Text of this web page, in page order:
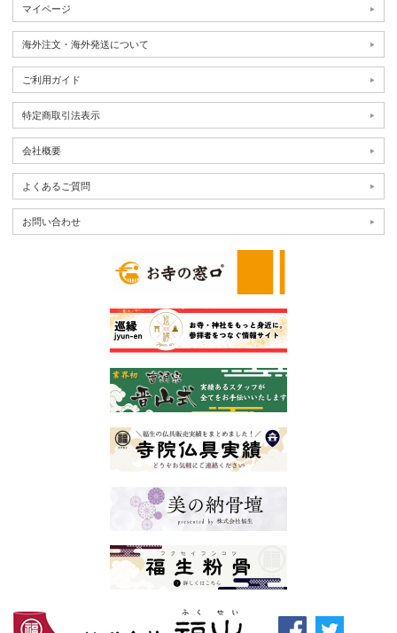
マイページ
海外注文・海外発送について
ご利用ガイド
特定商取引法表示
会社概要
よくあるご質問
お問い合わせ